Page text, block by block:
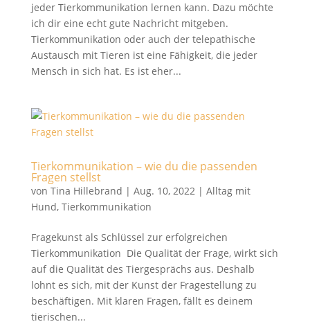
jeder Tierkommunikation lernen kann. Dazu möchte
ich dir eine echt gute Nachricht mitgeben.
Tierkommunikation oder auch der telepathische
Austausch mit Tieren ist eine Fähigkeit, die jeder
Mensch in sich hat. Es ist eher...
Tierkommunikation – wie du die passenden
Fragen stellst
von Tina Hillebrand | Aug. 10, 2022| Alltag mit
Hund, Tierkommunikation
Fragekunst als Schlüssel zur erfolgreichen
Tierkommunikation Die Qualität der Frage, wirkt sich
auf die Qualität des Tiergesprächs aus. Deshalb
lohnt es sich, mit der Kunst der Fragestellung zu
beschäftigen. Mit klaren Fragen, fällt es deinem
tierischen...